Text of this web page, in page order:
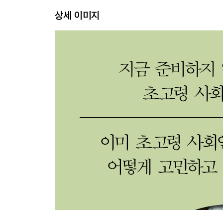
4장. 100세 시대 이상적인 삶과 아름답게 나이 드는
1. 100세 시대의 노년기 3단계 구분
4. 고령자에 대한 오해와 진실
5장. 고령자의 활동 범위? 취업, 사회 참여, 생애 학
2. 지역 사회에 다양한 메뉴 제공
6장. 고령자와 주거 환경
1. 고령자 주거 실태
2. 고령자 맞춤형 주택
상세 이미지